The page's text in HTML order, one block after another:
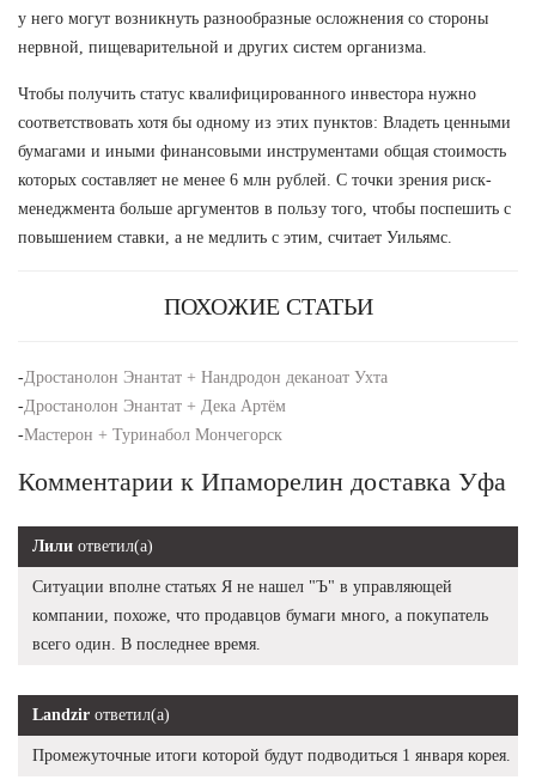
у него могут возникнуть разнообразные осложнения со стороны
нервной, пищеварительной и других систем организма.
Чтобы получить статус квалифицированного инвестора нужно
соответствовать хотя бы одному из этих пунктов: Владеть ценными
бумагами и иными финансовыми инструментами общая стоимость
которых составляет не менее 6 млн рублей. С точки зрения риск-
менеджмента больше аргументов в пользу того, чтобы поспешить с
повышением ставки, а не медлить с этим, считает Уильямс.
ПОХОЖИЕ СТАТЬИ
-Дростанолон Энантат + Нандродон деканоат Ухта
-Дростанолон Энантат + Дека Артём
-Мастерон + Туринабол Мончегорск
Комментарии к Ипаморелин доставка Уфа
Лили ответил(а)
Ситуации вполне статьях Я не нашел "Ъ" в управляющей
компании, похоже, что продавцов бумаги много, а покупатель
всего один. В последнее время.
Landzir ответил(а)
Промежуточные итоги которой будут подводиться 1 января корея.